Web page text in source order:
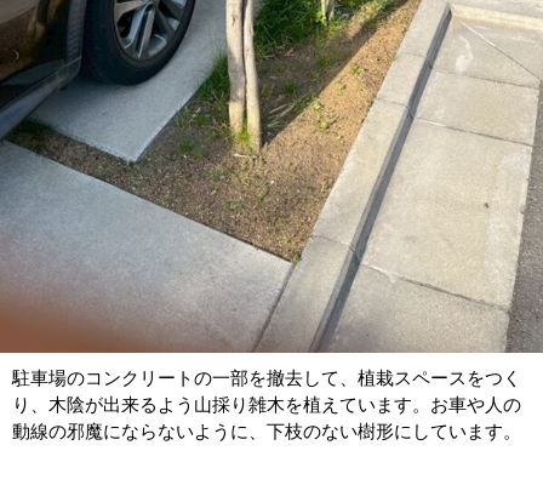
駐車場のコンクリートの一部を撤去して、植栽スペースをつく
り、木陰が出来るよう山採り雑木を植えています。お車や人の
動線の邪魔にならないように、下枝のない樹形にしています。